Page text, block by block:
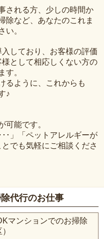
される方、少しの時間か
除など、あなたのこれま
い。
しており、お客様の評価
として相応しくない方の
す。
るように、これからも
♪
可能です。
･･」「ペットアレルギーが
でも気軽にご相談くださ
代行のお仕事
マンションでのお掃除